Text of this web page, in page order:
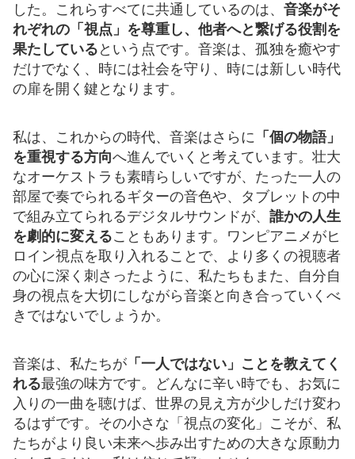
した。これらすべてに共通しているのは、 音楽がそ
れぞれの「視点」を尊重し、他者へと繋げる役割を
果たしている という点です。音楽は、孤独を癒やす
だけでなく、時には社会を守り、時には新しい時代
の扉を開く鍵となります。
私は、これからの時代、音楽はさらに 「個の物語」
を重視する方向へ進んでいくと考えています。壮大
なオーケストラも素晴らしいですが、たった一人の
部屋で奏でられるギターの音色や、タブレットの中
で組み立てられるデジタルサウンドが、 誰かの人生
を劇的に変えることもあります。ワンピアニメがヒ
ロイン視点を取り入れることで、より多くの視聴者
の心に深く刺さったように、私たちもまた、自分自
身の視点を大切にしながら音楽と向き合っていくべ
きではないでしょうか。
音楽は、私たちが 「一人ではない」ことを教えてく
れる最強の味方です。どんなに辛い時でも、お気に
入りの一曲を聴けば、世界の見え方が少しだけ変わ
るはずです。その小さな「視点の変化」こそが、私
たちがより良い未来へ歩み出すための大きな原動力